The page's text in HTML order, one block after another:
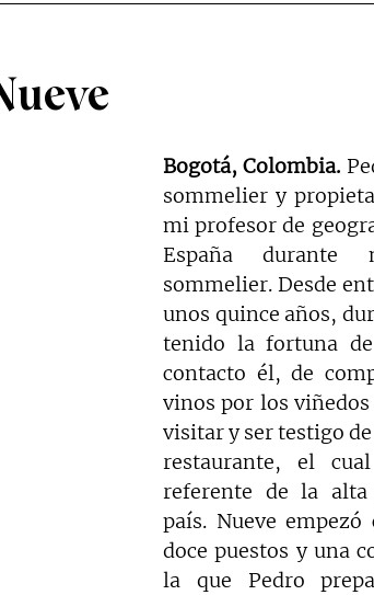
Bogotá, Colombia.
sommelier y
mi profesor de
España
sommelier. Desde
unos quince años,
tenido la fortuna
contacto él, de
vinos por los
visitar y ser testigo
restaurante, el
referente de la
país. Nueve
doce puestos y una
la que Pedro